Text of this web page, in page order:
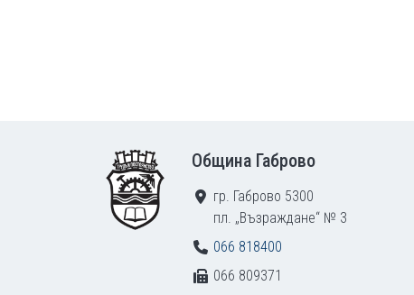
Община Габрово
гр. Габрово 5300
пл. „Възраждане“ № 3
066 818400
066 809371